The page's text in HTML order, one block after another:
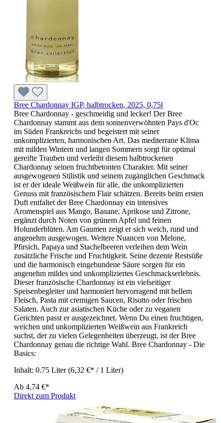
Bree Chardonnay IGP, halbtrocken, 2025, 0,75l
Bree Chardonnay - geschmeidig und lecker! Der Bree
Chardonnay stammt aus dem sonnenverwöhnten Pays d'Oc
im Süden Frankreichs und begeistert mit seiner
unkomplizierten, harmonischen Art. Das mediterrane Klima
mit milden Wintern und langen Sommern sorgt für optimal
gereifte Trauben und verleiht diesem halbtrockenen
Chardonnay seinen fruchtbetonten Charakter. Mit seiner
ausgewogenen Stilistik und seinem zugänglichen Geschmack
ist er der ideale Weißwein für alle, die unkomplizierten
Genuss mit französischem Flair schätzen. Bereits beim ersten
Duft entfaltet der Bree Chardonnay ein intensives
Aromenspiel aus Mango, Banane, Aprikose und Zitrone,
ergänzt durch Noten von grünem Apfel und feinen
Holunderblüten. Am Gaumen zeigt er sich weich, rund und
angenehm ausgewogen. Weitere Nuancen von Melone,
Pfirsich, Papaya und Stachelbeeren verleihen dem Wein
zusätzliche Frische und Fruchtigkeit. Seine dezente Restsüße
und die harmonisch eingebundene Säure sorgen für ein
angenehm mildes und unkompliziertes Geschmackserlebnis.
Dieser französische Chardonnay ist ein vielseitiger
Speisenbegleiter und harmoniert hervorragend mit hellem
Fleisch, Pasta mit cremigen Saucen, Risotto oder frischen
Salaten. Auch zur asiatischen Küche oder zu veganen
Gerichten passt er ausgezeichnet. Wenn Du einen fruchtigen,
weichen und unkomplizierten Weißwein aus Frankreich
suchst, der zu vielen Gelegenheiten überzeugt, ist der Bree
Chardonnay genau die richtige Wahl. Bree Chardonnay - Die
Basics:
Inhalt: 0.75 Liter(6,32 €* / 1 Liter)
Ab 4,74 €*
Direkt zum Produkt